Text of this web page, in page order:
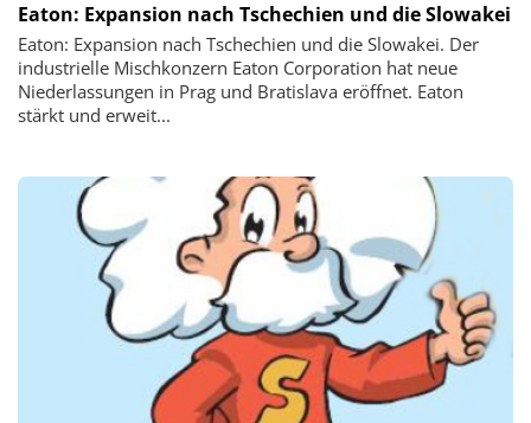
Eaton: Expansion nach Tschechien und die Slowakei
Eaton: Expansion nach Tschechien und die Slowakei. Der
industrielle Mischkonzern Eaton Corporation hat neue
Niederlassungen in Prag und Bratislava eröffnet. Eaton
stärkt und erweit...